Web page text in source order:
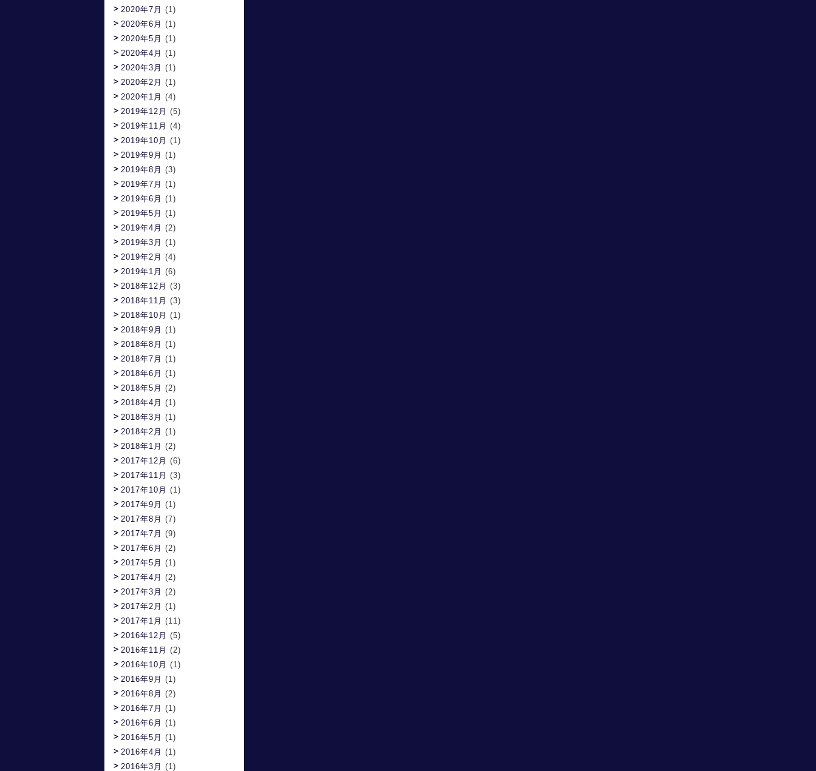
2020年7月 (1)
2020年6月 (1)
2020年5月 (1)
2020年4月 (1)
2020年3月 (1)
2020年2月 (1)
2020年1月 (4)
2019年12月 (5)
2019年11月 (4)
2019年10月 (1)
2019年9月 (1)
2019年8月 (3)
2019年7月 (1)
2019年6月 (1)
2019年5月 (1)
2019年4月 (2)
2019年3月 (1)
2019年2月 (4)
2019年1月 (6)
2018年12月 (3)
2018年11月 (3)
2018年10月 (1)
2018年9月 (1)
2018年8月 (1)
2018年7月 (1)
2018年6月 (1)
2018年5月 (2)
2018年4月 (1)
2018年3月 (1)
2018年2月 (1)
2018年1月 (2)
2017年12月 (6)
2017年11月 (3)
2017年10月 (1)
2017年9月 (1)
2017年8月 (7)
2017年7月 (9)
2017年6月 (2)
2017年5月 (1)
2017年4月 (2)
2017年3月 (2)
2017年2月 (1)
2017年1月 (11)
2016年12月 (5)
2016年11月 (2)
2016年10月 (1)
2016年9月 (1)
2016年8月 (2)
2016年7月 (1)
2016年6月 (1)
2016年5月 (1)
2016年4月 (1)
2016年3月 (1)